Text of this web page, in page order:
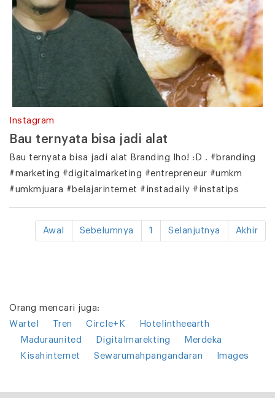
Instagram
Bau ternyata bisa jadi alat
Bau ternyata bisa jadi alat Branding lho! :D . #branding
#marketing #digitalmarketing #entrepreneur #umkm
#umkmjuara #belajarinternet #instadaily #instatips
Awal Sebelumnya 1 Selanjutnya Akhir
Orang mencari juga:
Wartel
Tren Circle+K
Hotelintheearth
Maduraunited
Digitalmarekting
Merdeka
Kisahinternet
Sewarumahpangandaran Images